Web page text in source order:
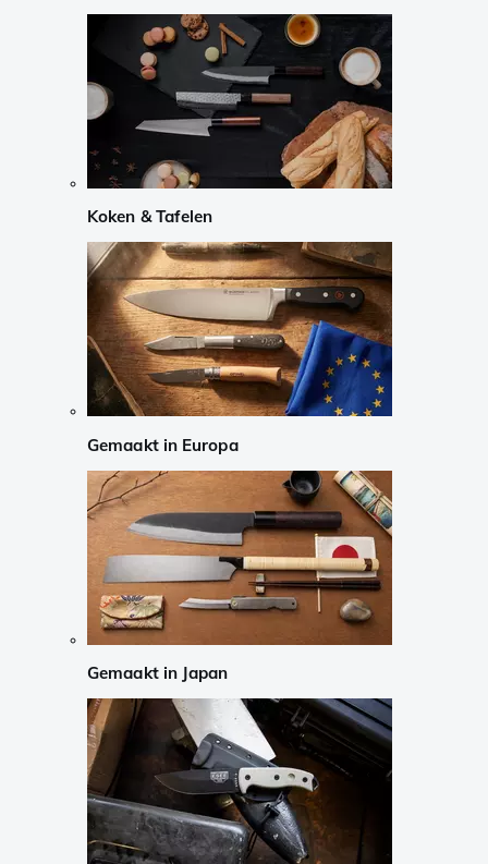
Koken & Tafelen
Gemaakt in Europa
Gemaakt in Japan